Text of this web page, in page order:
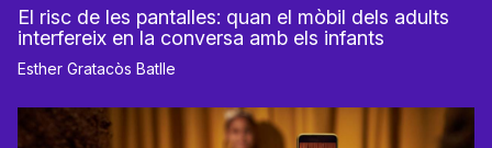
El risc de les pantalles: quan el mòbil dels adults
interfereix en la conversa amb els infants
Esther Gratacòs Batlle